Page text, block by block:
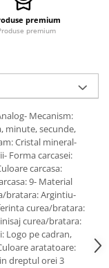
premium
premium
Mecanism:
minute, secunde,
Cristal mineral-
Forma carcasei:
carcasa:
9- Material
bratara: Argintiu-
curea/bratara:
curea/bratara:
Logo pe cadran,
aratatoare:
dreptul orei 3